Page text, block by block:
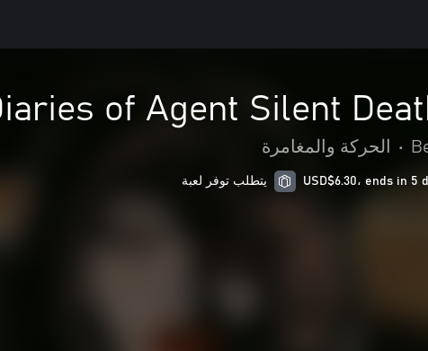
of Agent Silent
• الحركة والمغامرة
يتطلب توفر لعبة